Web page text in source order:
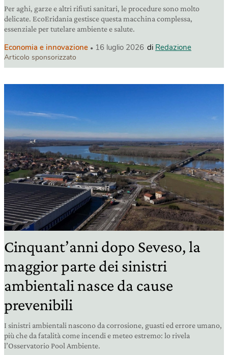
Per aghi, garze e altri rifiuti sanitari, le procedure sono molto
delicate. EcoEridania gestisce questa macchina complessa,
essenziale per tutelare ambiente e salute.
Economia e innovazione 16 luglio 2026 di Redazione
Articolo sponsorizzato
Cinquant’anni dopo Seveso, la
maggior parte dei sinistri
ambientali nasce da cause
prevenibili
I sinistri ambientali nascono da corrosione, guasti ed errore umano,
più che da fatalità come incendi e meteo estremo: lo rivela
l’Osservatorio Pool Ambiente.